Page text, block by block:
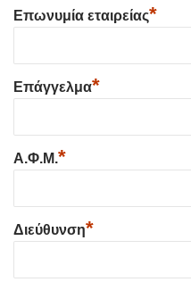
Επωνυμία εταιρείας*
Επάγγελμα*
Α.Φ.Μ.*
Διεύθυνση*